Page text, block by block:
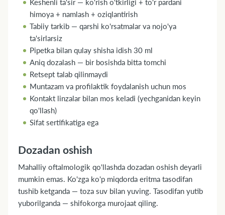
Keshenli ta'sir — ko'rish o'tkirligi + to'r pardani
himoya + namlash + oziqlantirish
Tabiiy tarkib — qarshi ko'rsatmalar va nojo'ya
ta'sirlarsiz
Pipetka bilan qulay shisha idish 30 ml
Aniq dozalash — bir bosishda bitta tomchi
Retsept talab qilinmaydi
Muntazam va profilaktik foydalanish uchun mos
Kontakt linzalar bilan mos keladi (yechganidan keyin
qo'llash)
Sifat sertifikatiga ega
Dozadan oshish
Mahalliy oftalmologik qo'llashda dozadan oshish deyarli
mumkin emas. Ko'zga ko'p miqdorda eritma tasodifan
tushib ketganda — toza suv bilan yuving. Tasodifan yutib
yuborilganda — shifokorga murojaat qiling.